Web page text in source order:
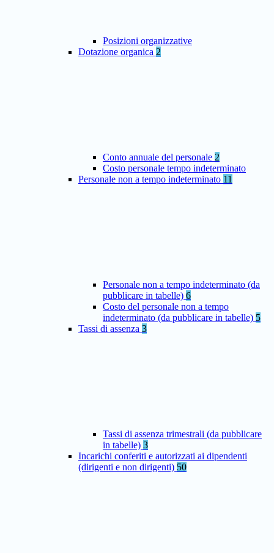
Posizioni organizzative
Dotazione organica 2
Conto annuale del personale 2
Costo personale tempo indeterminato
Personale non a tempo indeterminato 11
Personale non a tempo indeterminato (da
pubblicare in tabelle) 6
Costo del personale non a tempo
indeterminato (da pubblicare in tabelle) 5
Tassi di assenza 3
Tassi di assenza trimestrali (da pubblicare
in tabelle) 3
Incarichi conferiti e autorizzati ai dipendenti
(dirigenti e non dirigenti) 50